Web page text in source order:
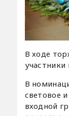
В ходе
В
световое
входной